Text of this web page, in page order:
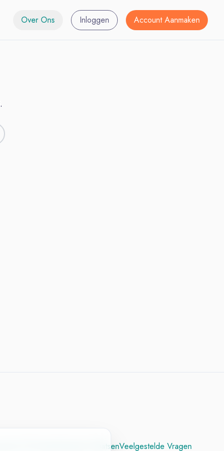
Over Ons Inloggen Account Aanmaken
CV Vacature PlaatsenVeelgestelde Vragen